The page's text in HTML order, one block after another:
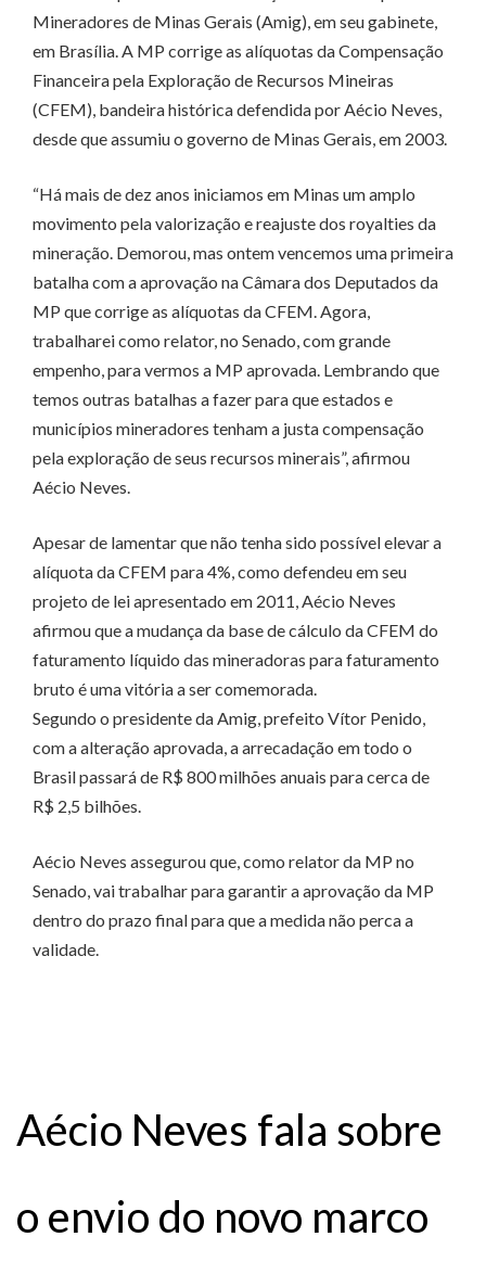
Mineradores de Minas Gerais (Amig), em seu gabinete,
em Brasília. A MP corrige as alíquotas da Compensação
Financeira pela Exploração de Recursos Mineiras
(CFEM), bandeira histórica defendida por Aécio Neves,
desde que assumiu o governo de Minas Gerais, em 2003.
“Há mais de dez anos iniciamos em Minas um amplo
movimento pela valorização e reajuste dos royalties da
mineração. Demorou, mas ontem vencemos uma primeira
batalha com a aprovação na Câmara dos Deputados da
MP que corrige as alíquotas da CFEM. Agora,
trabalharei como relator, no Senado, com grande
empenho, para vermos a MP aprovada. Lembrando que
temos outras batalhas a fazer para que estados e
municípios mineradores tenham a justa compensação
pela exploração de seus recursos minerais”, afirmou
Aécio Neves.
Apesar de lamentar que não tenha sido possível elevar a
alíquota da CFEM para 4%, como defendeu em seu
projeto de lei apresentado em 2011, Aécio Neves
afirmou que a mudança da base de cálculo da CFEM do
faturamento líquido das mineradoras para faturamento
bruto é uma vitória a ser comemorada.
Segundo o presidente da Amig, prefeito Vítor Penido,
com a alteração aprovada, a arrecadação em todo o
Brasil passará de R$ 800 milhões anuais para cerca de
R$ 2,5 bilhões.
Aécio Neves assegurou que, como relator da MP no
Senado, vai trabalhar para garantir a aprovação da MP
dentro do prazo final para que a medida não perca a
validade.
Aécio Neves fala sobre
o envio do novo marco